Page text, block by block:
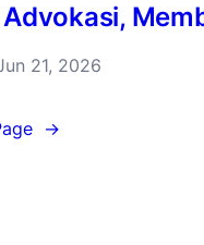
21, 2026
→